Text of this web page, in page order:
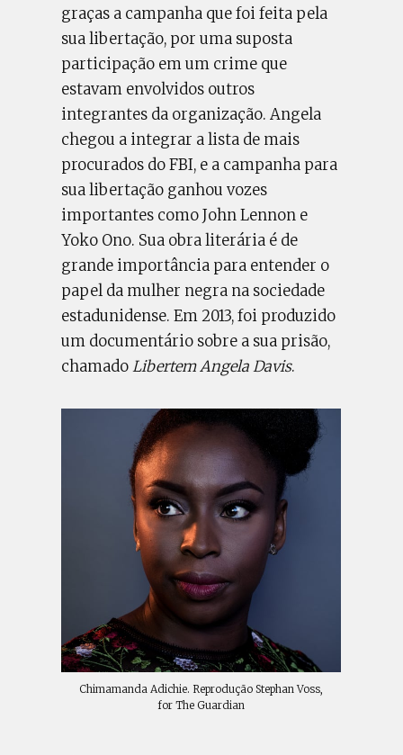
graças a campanha que foi feita pela
sua libertação, por uma suposta
participação em um crime que
estavam envolvidos outros
integrantes da organização. Angela
chegou a integrar a lista de mais
procurados do FBI, e a campanha para
sua libertação ganhou vozes
importantes como John Lennon e
Yoko Ono. Sua obra literária é de
grande importância para entender o
papel da mulher negra na sociedade
estadunidense. Em 2013, foi produzido
um documentário sobre a sua prisão,
chamadoLibertem Angela Davis.
Chimamanda Adichie. Reprodução Stephan Voss,
for The Guardian